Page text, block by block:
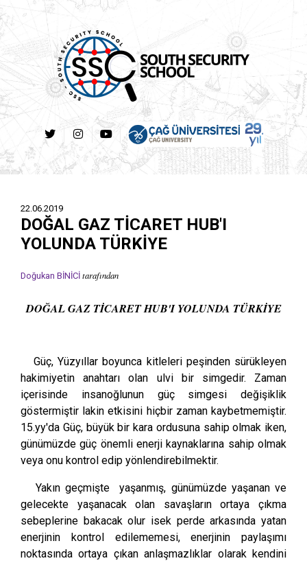
22.06.2019
DOĞAL GAZ TİCARET HUB'I
YOLUNDA TÜRKİYE
Doğukan BİNİCİ tarafından
DOĞAL GAZ TİCARET HUB'I YOLUNDA TÜRKİYE
Güç, Yüzyıllar boyunca kitleleri peşinden sürükleyen
hakimiyetin anahtarı olan ulvi bir simgedir. Zaman
içerisinde insanoğlunun güç simgesi değişiklik
göstermiştir lakin etkisini hiçbir zaman kaybetmemiştir.
15.yy'da Güç, büyük bir kara ordusuna sahip olmak iken,
günümüzde güç önemli enerji kaynaklarına sahip olmak
veya onu kontrol edip yönlendirebilmektir.
Yakın geçmişte yaşanmış, günümüzde yaşanan ve
gelecekte yaşanacak olan savaşların ortaya çıkma
sebeplerine bakacak olur isek perde arkasında yatan
enerjinin kontrol edilememesi, enerjinin paylaşımı
noktasında ortaya çıkan anlaşmazlıklar olarak kendini